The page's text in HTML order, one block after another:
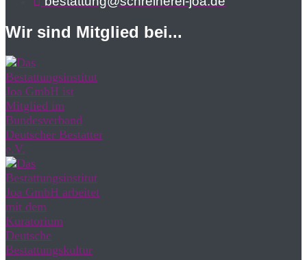
Wir sind Mitglied bei...